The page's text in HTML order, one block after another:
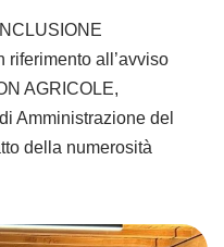
riferimento all’avviso
AGRICOLE,
Amministrazione del
della numerosità